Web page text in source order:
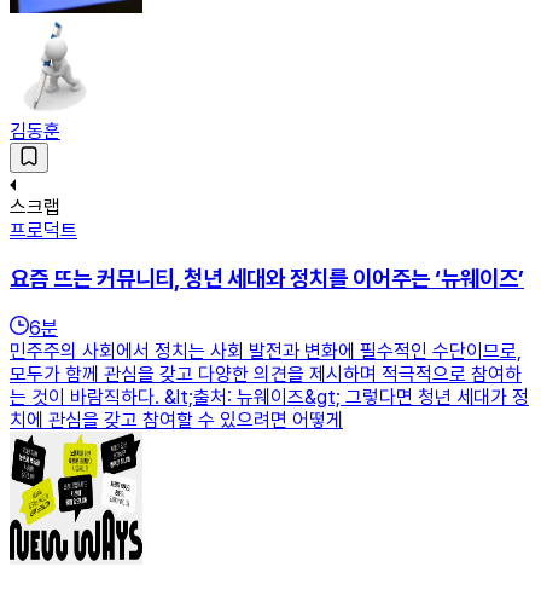
김동훈
스크랩
프로덕트
요즘 뜨는 커뮤니티, 청년 세대와 정치를 이어주는 ‘뉴웨이즈’
6분
민주주의 사회에서 정치는 사회 발전과 변화에 필수적인 수단이므로,
모두가 함께 관심을 갖고 다양한 의견을 제시하며 적극적으로 참여하
는 것이 바람직하다. &lt;출처: 뉴웨이즈&gt; 그렇다면 청년 세대가 정
치에 관심을 갖고 참여할 수 있으려면 어떻게